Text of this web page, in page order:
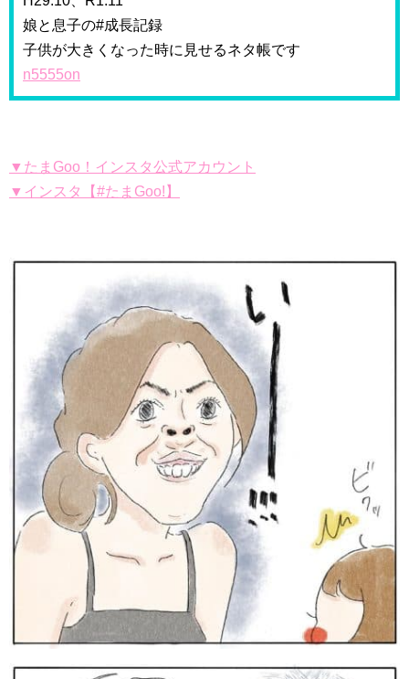
娘と息子の#成長記録
子供が大きくなった時に見せるネタ帳です
n5555on
▼たまGoo！インスタ公式アカウント
▼インスタ【#たまGoo!】